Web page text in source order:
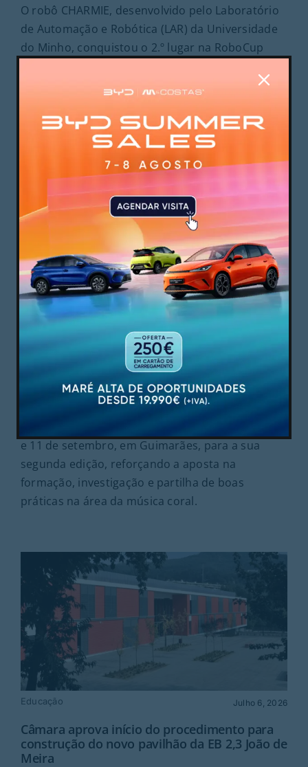
O robô CHARMIE, desenvolvido pelo Laboratório
de Automação e Robótica (LAR) da Universidade
do Minho, conquistou o 2.º lugar na RoboCup
liga RoboCup@Home, uma das mais exigentes
competições internacionais de robótica e
inteligência artificial.
Cultura
Guimarães Choral Lab regressa em setembro
para a segunda edição
e 11 de setembro, em Guimarães, para a sua
segunda edição, reforçando a aposta na
formação, investigação e partilha de boas
práticas na área da música coral.
Educação Julho 6, 2026
Câmara aprova início do procedimento para
construção do novo pavilhão da EB 2,3 João de
Meira